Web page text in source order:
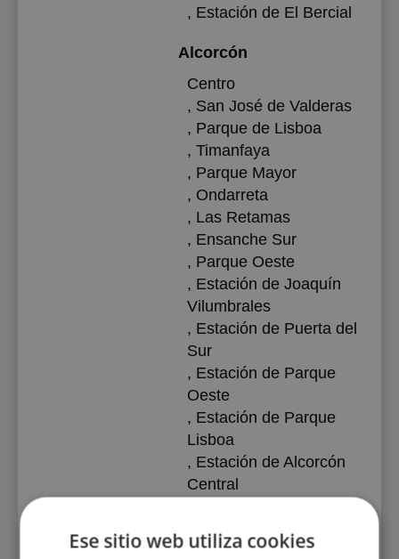
, Estación de El Bercial
Alcorcón
Centro
, San José de Valderas
, Parque de Lisboa
, Timanfaya
, Parque Mayor
, Ondarreta
, Las Retamas
, Ensanche Sur
, Parque Oeste
, Estación de Joaquín
Vilumbrales
, Estación de Puerta del
Sur
, Estación de Parque
Oeste
, Estación de Parque
Lisboa
, Estación de Alcorcón
Central
Ese sitio web utiliza cookies